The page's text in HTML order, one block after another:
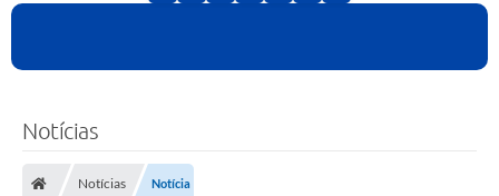
Notícias
Notícias Notícia